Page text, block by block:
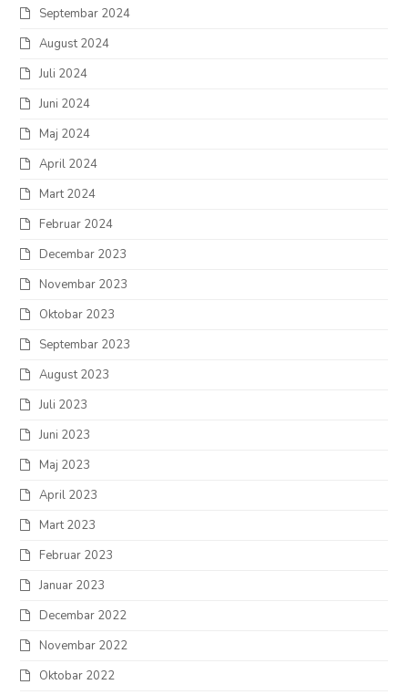
Septembar 2024
August 2024
Juli 2024
Juni 2024
Maj 2024
April 2024
Mart 2024
Februar 2024
Decembar 2023
Novembar 2023
Oktobar 2023
Septembar 2023
August 2023
Juli 2023
Juni 2023
Maj 2023
April 2023
Mart 2023
Februar 2023
Januar 2023
Decembar 2022
Novembar 2022
Oktobar 2022